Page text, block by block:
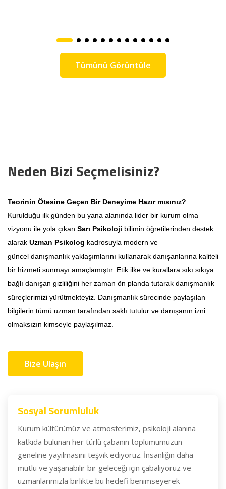
Tümünü Görüntüle
Neden Bizi Seçmelisiniz?
Teorinin Ötesine Geçen Bir Deneyime Hazır mısınız?
Kurulduğu ilk günden bu yana alanında lider bir kurum olma
vizyonu ile yola çıkan Sarı Psikoloji bilimin öğretilerinden destek
alarak Uzman Psikolog kadrosuyla modern ve
güncel danışmanlık yaklaşımlarını kullanarak danışanlarına kaliteli
bir hizmeti sunmayı amaçlamıştır. Etik ilke ve kurallara sıkı sıkıya
bağlı danışan gizliliğini her zaman ön planda tutarak danışmanlık
süreçlerimizi yürütmekteyiz. Danışmanlık sürecinde paylaşılan
bilgilerin tümü uzman tarafından saklı tutulur ve danışanın izni
olmaksızın kimseyle paylaşılmaz.
Bize Ulaşın
Sosyal Sorumluluk
Kurum kültürümüz ve atmosferimiz, psikoloji alanına
katkıda bulunan her türlü çabanın toplumumuzun
geneline yayılmasını teşvik ediyoruz. İnsanlığın daha
mutlu ve yaşanabilir bir geleceği için çabalıyoruz ve
uzmanlarımızla birlikte bu hedefi benimseyerek